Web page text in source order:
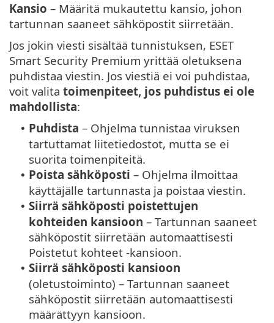
Kansio – Määritä mukautettu kansio, johon
tartunnan saaneet sähköpostit siirretään.
Jos jokin viesti sisältää tunnistuksen, ESET
Smart Security Premium yrittää oletuksena
puhdistaa viestin. Jos viestiä ei voi puhdistaa,
voit valita toimenpiteet, jos puhdistus ei ole
mahdollista:
• Puhdista – Ohjelma tunnistaa viruksen
tartuttamat liitetiedostot, mutta se ei
suorita toimenpiteitä.
• Poista sähköposti – Ohjelma ilmoittaa
käyttäjälle tartunnasta ja poistaa viestin.
• Siirrä sähköposti poistettujen
kohteiden kansioon – Tartunnan saaneet
sähköpostit siirretään automaattisesti
Poistetut kohteet -kansioon.
• Siirrä sähköposti kansioon
(oletustoiminto) – Tartunnan saaneet
sähköpostit siirretään automaattisesti
määrättyyn kansioon.